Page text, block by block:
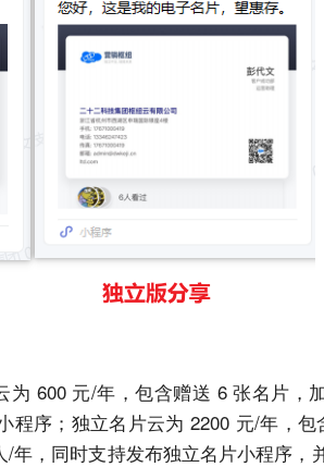
为 600 元/年，包含赠送 6 张名片，
程序；独立名片云为2200 元/年，包
年，同时支持发布独立名片小程序，